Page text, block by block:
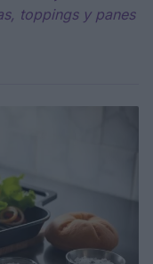
toppings y panes